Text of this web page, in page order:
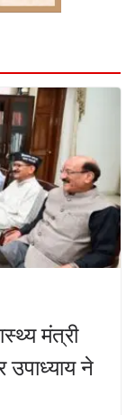
मंत्री
उपाध्याय ने